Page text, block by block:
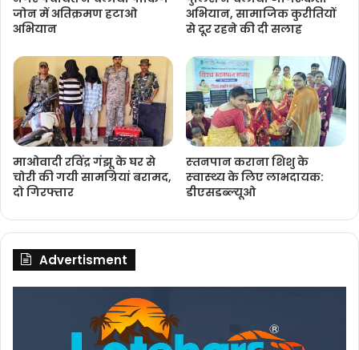
जोन में अतिक्रमण हटाओ
अभियान
अभियान, सामाजिक कुरीतियों
से दूर रहने की दी सलाह
माओवादी रविंद्र गंझू के घर से
चोरी की गयी सामग्रियां बरामद,
दो गिरफ्तार
स्‍तनपान कराना शिशु के
स्‍वास्‍थ्‍य के लिए लाभदायक:
डीएसडब्‍ल्‍यूओ
Advertisment